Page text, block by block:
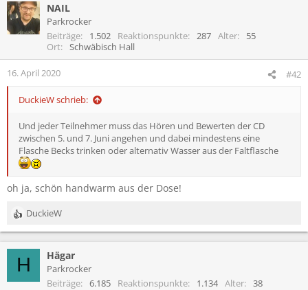
k
t
i
n
e
NAIL
Parkrocker
Beiträge
1.502 Reaktionspunkte 287 Alter
55
Ort
Schwäbisch Hall
16. April 2020 #42
DuckieW schrieb:
Und jeder Teilnehmer muss das Hören und Bewerten der CD
zwischen 5. und 7. Juni angehen und dabei mindestens eine
Flasche Becks trinken oder alternativ Wasser aus der Faltflasche
oh ja, schön handwarm aus der Dose!
R
e
i
DuckieW
H Hägar
Parkrocker
Beiträge
6.185 Reaktionspunkte 1.134 Alter 38